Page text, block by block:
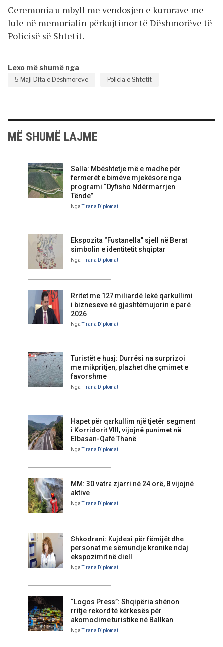
Ceremonia u mbyll me vendosjen e kurorave me
lule në memorialin përkujtimor të Dëshmorëve të
Policisë së Shtetit.
Lexo më shumë nga
5 Maji Dita e Dëshmoreve Policia e Shtetit
MË SHUMË LAJME
Salla: Mbështetje më e madhe për
fermerët e bimëve mjekësore nga
programi “Dyfisho Ndërmarrjen
Tënde”
NgaTirana Diplomat
Ekspozita “Fustanella” sjell në Berat
simbolin e identitetit shqiptar
NgaTirana Diplomat
Rritet me 127 miliardë lekë qarkullimi
i bizneseve në gjashtëmujorin e parë
2026
NgaTirana Diplomat
Turistët e huaj: Durrësi na surprizoi
me mikpritjen, plazhet dhe çmimet e
favorshme
NgaTirana Diplomat
Hapet për qarkullim një tjetër segment
i Korridorit VIII, vijojnë punimet në
Elbasan-Qafë Thanë
NgaTirana Diplomat
MM: 30 vatra zjarri në 24 orë, 8 vijojnë
aktive
NgaTirana Diplomat
Shkodrani: Kujdesi për fëmijët dhe
personat me sëmundje kronike ndaj
ekspozimit në diell
NgaTirana Diplomat
“Logos Press”: Shqipëria shënon
rritje rekord të kërkesës për
akomodime turistike në Ballkan
NgaTirana Diplomat